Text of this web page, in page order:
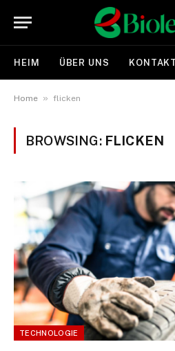
HEIM ÜBER UNS
Home » flicken
BROWSING: FLICKEN
TECHNOLOGIE